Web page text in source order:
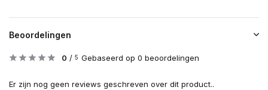
Beoordelingen
0 / 5 Gebaseerd op 0 beoordelingen
Er zijn nog geen reviews geschreven over dit product..